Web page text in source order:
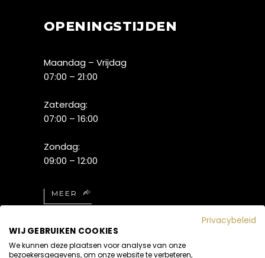
OPENINGSTIJDEN
Maandag – Vrijdag
07:00 – 21:00
Zaterdag:
07:00 – 16:00
Zondag:
09:00 – 12:00
MEER
Privacybeleid
WIJ GEBRUIKEN COOKIES
We kunnen deze plaatsen voor analyse van onze
bezoekersgegevens, om onze website te verbeteren,